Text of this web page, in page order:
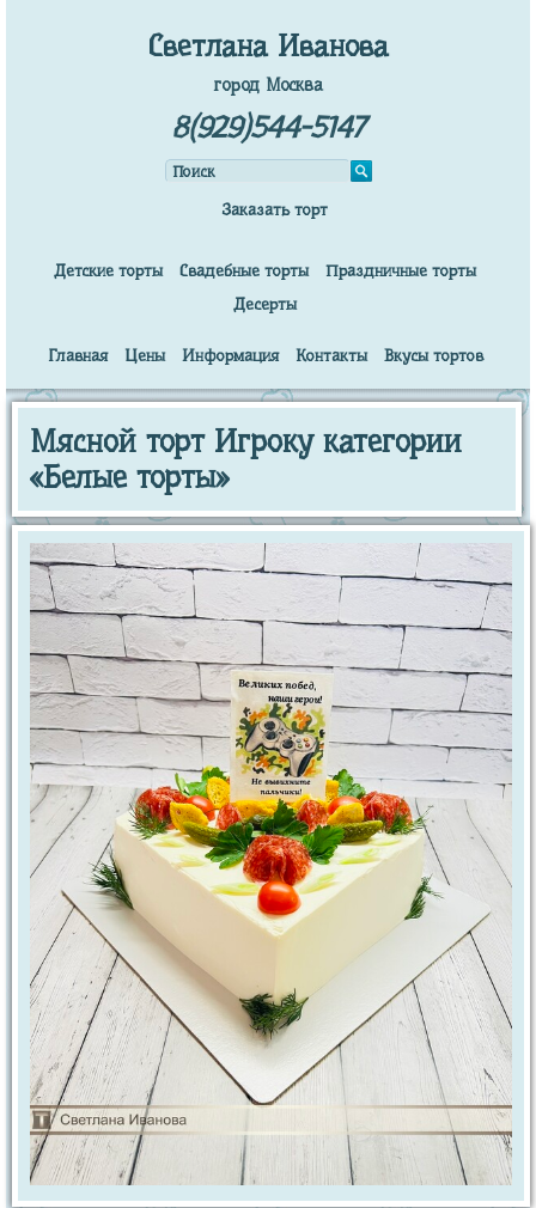
Светлана Иванова
город Москва
8(929)544-5147
Заказать торт
Детские торты Свадебные торты
Праздничные торты
Десерты
Главная Цены Информация Контакты Вкусы тортов
Мясной торт Игроку категории
«Белые торты»